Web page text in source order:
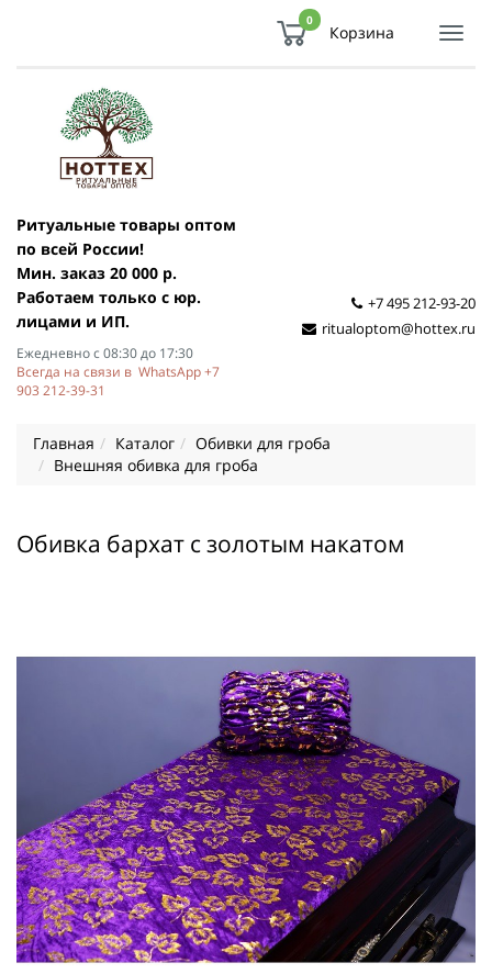
0
Корзина
Ритуальные товары оптом
по всей России!
Мин. заказ 20 000 р.
Работаем только с юр.
лицами и ИП.
Ежедневно с 08:30 до 17:30
Всегда на связи в WhatsApp +7
903 212-39-31
+7 495 212-93-20
ritualoptom@hottex.ru
Главная Каталог
Обивки для гроба
Внешняя обивка для гроба
Обивка бархат c золотым накатом